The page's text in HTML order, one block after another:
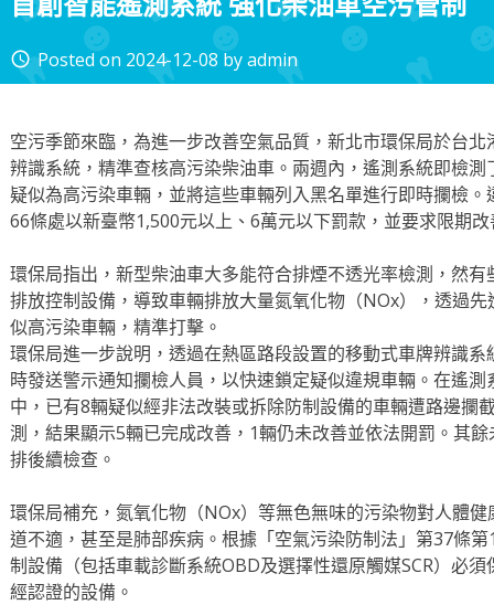
access_time Posted on 2024-12-08 byadmin
空污季節來臨，為進一步改善空氣品質，新北市環保局於台
辨識系統，精準查核高污染柴油車。兩週內，遙測系統即檢
疑似為高污染車輛，並將這些車輛列入黑名單進行即時攔檢
66條處以新臺幣1,500元以上、6萬元以下罰款，並要求限期
環保局指出，新型柴油車大多能符合排煙不透光率檢測，然
排放控制設備，導致車輛排放大量氮氧化物（NOx），透過
似高污染車輛，精準打擊。
環保局進一步說明，透過在熱區路段設置的移動式車牌辨識
時發送警示通知攔檢人員，以快速鎖定疑似違規車輛。在遙
中，已有8輛疑似經非法改裝或拆除防制設備的車輛遭路邊攔
測，結果顯示5輛已完成改善，1輛仍未改善並依法開罰。其
排後續檢查。
環保局補充，氮氧化物（NOx）等無色無味的污染物對人體
道不適，甚至是肺部疾病。根據「空氣污染防制法」第37條
制設備（包括車載診斷系統OBD及選擇性還原觸媒SCR）必
經認證的設備。